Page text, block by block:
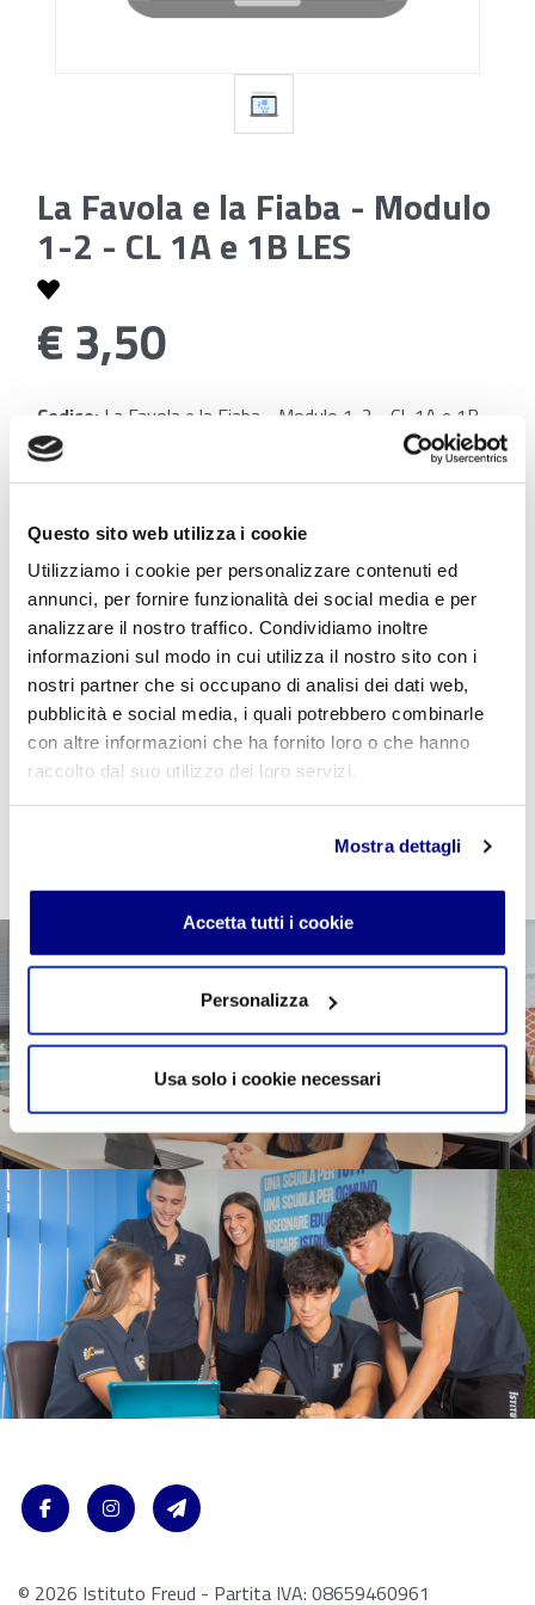
Questo sito web utilizza i cookie
Utilizziamo i cookie per personalizzare contenuti ed
annunci, per fornire funzionalità dei social media e per
analizzare il nostro traffico. Condividiamo inoltre
informazioni sul modo in cui utilizza il nostro sito con i
nostri partner che si occupano di analisi dei dati web,
pubblicità e social media, i quali potrebbero combinarle
con altre informazioni che ha fornito loro o che hanno
raccolto dal suo utilizzo dei loro servizi.
Mostra dettagli
Accetta tutti i cookie
Personalizza
Usa solo i cookie necessari
La Favola e la Fiaba - Modulo
1-2 - CL 1A e 1B LES
€ 3,50
Codice: La Favola e la Fiaba - Modulo 1-2 - CL 1A e 1B
LES
Se sei studente della scuola utilizza il coupon
"CPVIDEOPILLOLA" in fase di checkout per azzerare
il costo della VideoPillola
AGGIUNGI AL CARRELLO
© 2026 Istituto Freud - Partita IVA: 08659460961